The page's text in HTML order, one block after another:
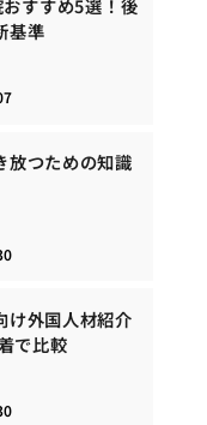
基準
放つための知識
け外国人材紹介
で比較